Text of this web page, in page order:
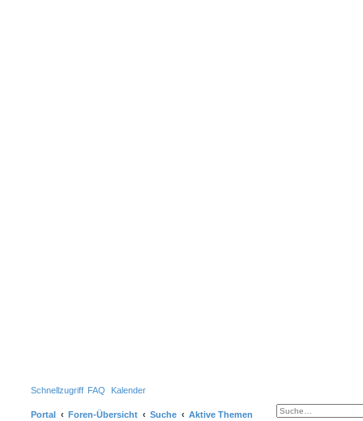
Schnellzugriff FAQ Kalender
Portal Foren-Übersicht Suche Aktive Themen Suche
Erweiterte Suche